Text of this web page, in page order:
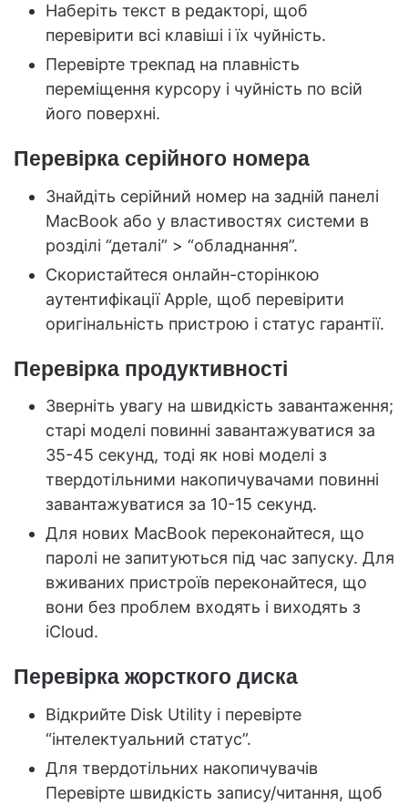
Наберіть текст в редакторі, щоб
перевірити всі клавіші і їх чуйність.
Перевірте трекпад на плавність
переміщення курсору і чуйність по всій
його поверхні.
Перевірка серійного номера
Знайдіть серійний номер на задній панелі
MacBook або у властивостях системи в
розділі “деталі” > “обладнання”.
Скористайтеся онлайн-сторінкою
аутентифікації Apple, щоб перевірити
оригінальність пристрою і статус гарантії.
Перевірка продуктивності
Зверніть увагу на швидкість завантаження;
старі моделі повинні завантажуватися за
35-45 секунд, тоді як нові моделі з
твердотільними накопичувачами повинні
завантажуватися за 10-15 секунд.
Для нових MacBook переконайтеся, що
паролі не запитуються під час запуску. Для
вживаних пристроїв переконайтеся, що
вони без проблем входять і виходять з
iCloud.
Перевірка жорсткого диска
Відкрийте Disk Utility і перевірте
“інтелектуальний статус”.
Для твердотільних накопичувачів
Перевірте швидкість запису/читання, щоб